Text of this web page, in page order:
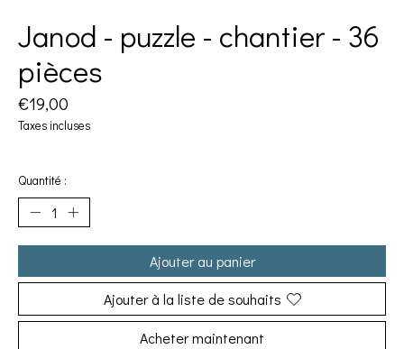
Janod - puzzle - chantier - 36
pièces
€19,00
Taxes incluses
Quantité :
Ajouter au panier
Ajouter à la liste de souhaits
Acheter maintenant